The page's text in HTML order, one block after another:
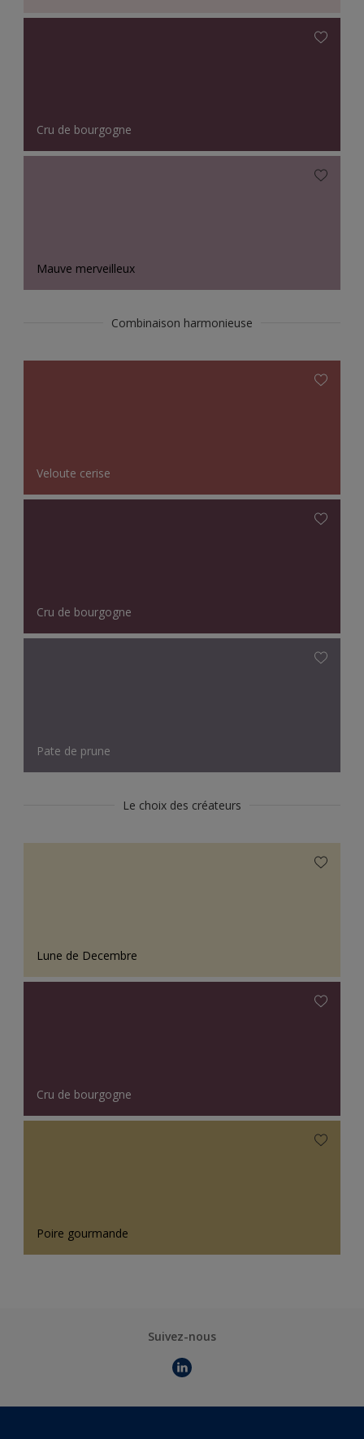
Cru de bourgogne
Mauve merveilleux
Combinaison harmonieuse
Veloute cerise
Cru de bourgogne
Pate de prune
Le choix des créateurs
Lune de Decembre
Cru de bourgogne
Poire gourmande
Suivez-nous